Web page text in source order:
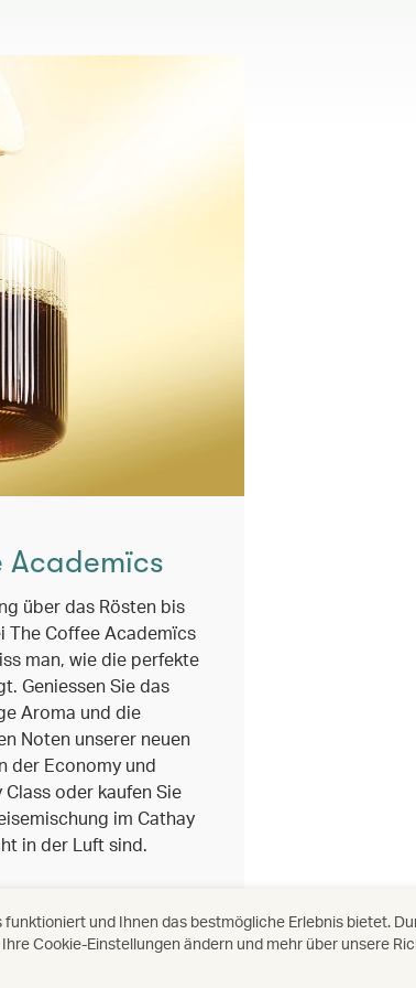
Academïcs
über das Rösten bis
The Coffee Academïcs
man, wie die perfekte
Geniessen Sie das
Aroma und die
Noten unserer neuen
der Economy und
oder kaufen Sie
im Cathay
in der Luft sind.
und Ihnen das bestmögliche Erlebnis bietet.
Cookie-Einstellungen ändern und mehr über unsere